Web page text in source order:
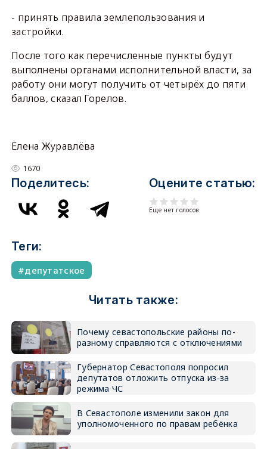
- принять правила землепользования и
застройки.
После того как перечисленные пункты будут
выполнены органами исполнительной власти, за
работу они могут получить от четырёх до пяти
баллов, сказал Горелов.
Елена Журавлёва
1670
Поделитесь: Оцените статью:
Еще нет голосов
Теги:
депутатское
Читать также:
Почему севастопольские районы по-
разному справляются с отключениями
Губернатор Севастополя попросил
депутатов отложить отпуска из‑за
режима ЧС
В Севастополе изменили закон для
уполномоченного по правам ребёнка